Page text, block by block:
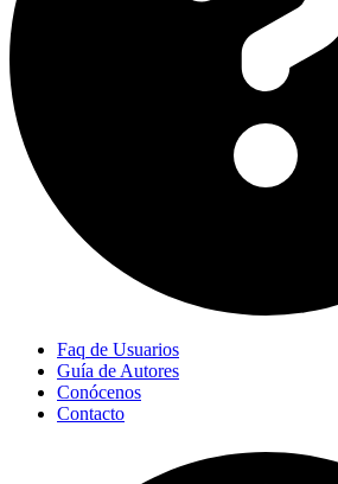
Faq de Usuarios
Guía de Autores
Conócenos
Contacto